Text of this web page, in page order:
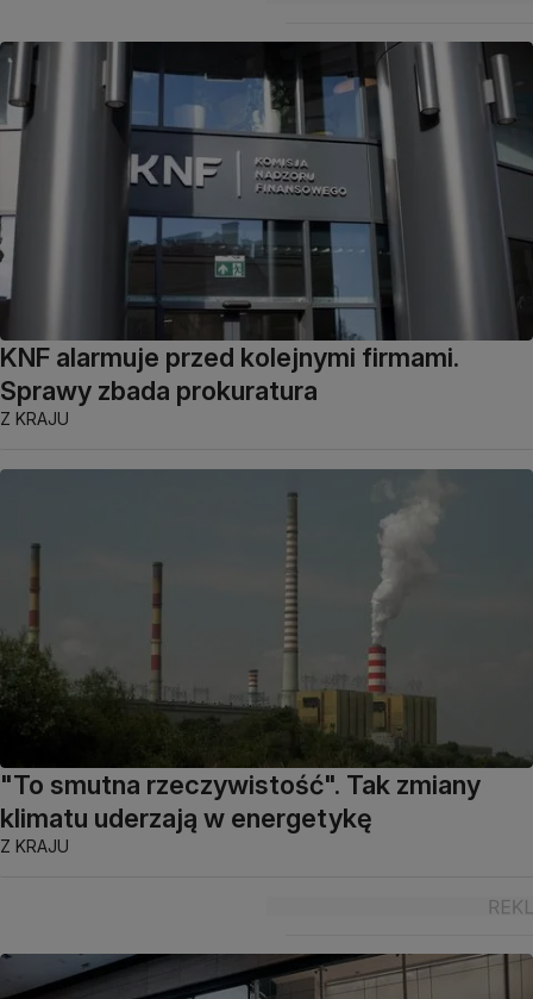
KNF alarmuje przed kolejnymi firmami.
Sprawy zbada prokuratura
Z KRAJU
"To smutna rzeczywistość". Tak zmiany
klimatu uderzają w energetykę
Z KRAJU